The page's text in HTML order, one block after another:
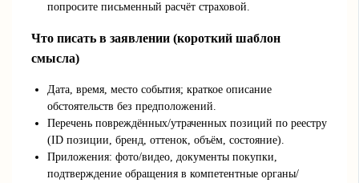
попросите письменный расчёт страховой.
Что писать в заявлении (короткий шаблон
смысла)
Дата, время, место события; краткое описание
обстоятельств без предположений.
Перечень повреждённых/утраченных позиций по реестру
(ID позиции, бренд, оттенок, объём, состояние).
Приложения: фото/видео, документы покупки,
подтверждение обращения в компетентные органы/